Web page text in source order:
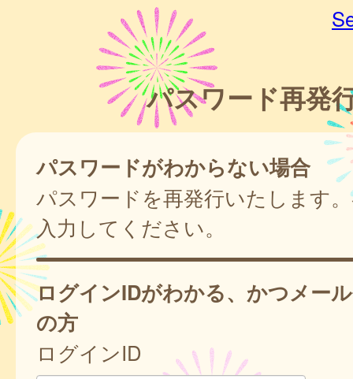
パスワード再発
パスワードがわからない場合
パスワードを再発行いたします
入力してください。
ログインIDがわかる、かつメー
の方
ログインID